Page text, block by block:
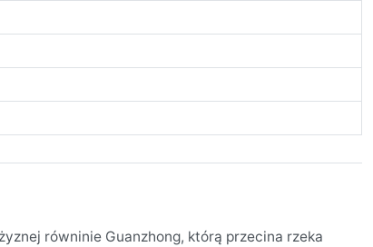
równinie Guanzhong, którą przecina rzeka